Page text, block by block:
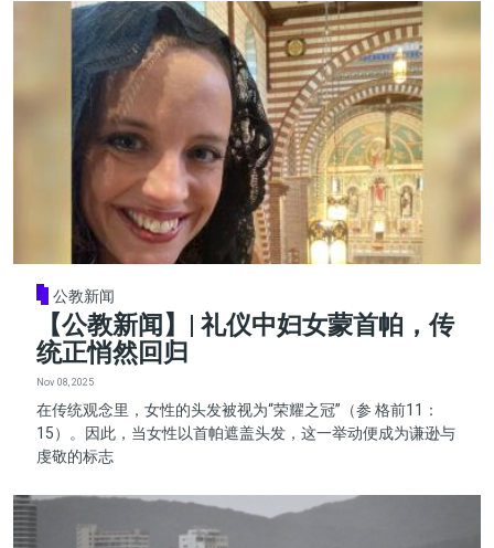
公教新闻
【公教新闻】| 礼仪中妇女蒙首帕，传
统正悄然回归
Nov 08, 2025
在传统观念里，女性的头发被视为“荣耀之冠”（参 格前11：
15）。因此，当女性以首帕遮盖头发，这一举动便成为谦逊与
虔敬的标志